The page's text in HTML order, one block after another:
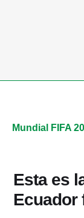
Mundial FIFA
Esta es
Ecuador